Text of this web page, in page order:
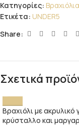
Κατηγορίες: Βραχιόλια
Ετικέτα: UNDER5
Share:
Σχετικά
Βραχιόλι με ακρυλικό
κρύσταλλο και